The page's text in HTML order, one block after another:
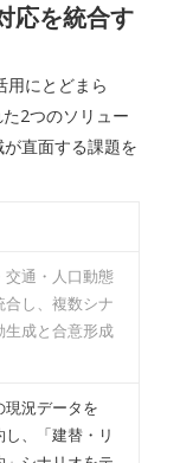
応を統合す
にとどまら
2つのソリュー
直面する課題を
交通・人口動態
合し、複数シナ
生成と合意形成
現況データを
し、「建替・リ